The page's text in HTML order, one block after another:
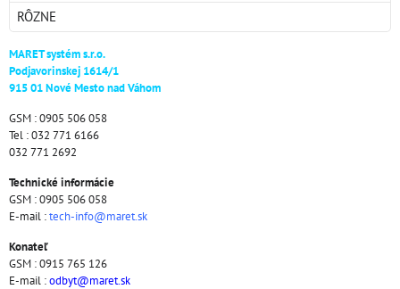
RÔZNE
MARET systém s.r.o.
Podjavorinskej 1614/1
915 01 Nové Mesto nad Váhom
GSM : 0905 506 058
Tel : 032 771 6166
032 771 2692
Technické informácie
GSM : 0905 506 058
E-mail :tech-info@maret.sk
Konateľ
GSM : 0915 765 126
E-mail :odbyt@maret.sk